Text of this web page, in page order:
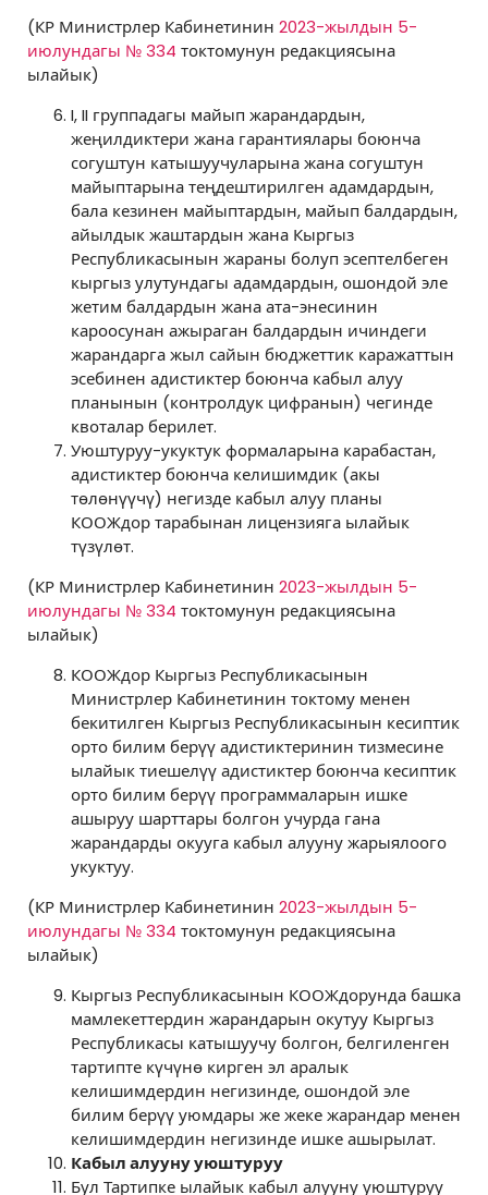
(КР Министрлер Кабинетинин 2023-жылдын 5-
июлундагы № 334 токтомунун редакциясына
ылайык)
I, II группадагы майып жарандардын,
жеңилдиктери жана гарантиялары боюнча
согуштун катышуучуларына жана согуштун
майыптарына теңдештирилген адамдардын,
бала кезинен майыптардын, майып балдардын,
айылдык жаштардын жана Кыргыз
Республикасынын жараны болуп эсептелбеген
кыргыз улутундагы адамдардын, ошондой эле
жетим балдардын жана ата-энесинин
кароосунан ажыраган балдардын ичиндеги
жарандарга жыл сайын бюджеттик каражаттын
эсебинен адистиктер боюнча кабыл алуу
планынын (контролдук цифранын) чегинде
квоталар берилет.
Уюштуруу-укуктук формаларына карабастан,
адистиктер боюнча келишимдик (акы
төлөнүүчү) негизде кабыл алуу планы
КООЖдор тарабынан лицензияга ылайык
түзүлөт.
(КР Министрлер Кабинетинин 2023-жылдын 5-
июлундагы № 334 токтомунун редакциясына
ылайык)
КООЖдор Кыргыз Республикасынын
Министрлер Кабинетинин токтому менен
бекитилген Кыргыз Республикасынын кесиптик
орто билим берүү адистиктеринин тизмесине
ылайык тиешелүү адистиктер боюнча кесиптик
орто билим берүү программаларын ишке
ашыруу шарттары болгон учурда гана
жарандарды окууга кабыл алууну жарыялоого
укуктуу.
(КР Министрлер Кабинетинин 2023-жылдын 5-
июлундагы № 334 токтомунун редакциясына
ылайык)
Кыргыз Республикасынын КООЖдорунда башка
мамлекеттердин жарандарын окутуу Кыргыз
Республикасы катышуучу болгон, белгиленген
тартипте күчүнө кирген эл аралык
келишимдердин негизинде, ошондой эле
билим берүү уюмдары же жеке жарандар менен
келишимдердин негизинде ишке ашырылат.
Кабыл алууну уюштуруу
Бул Тартипке ылайык кабыл алууну уюштуруу